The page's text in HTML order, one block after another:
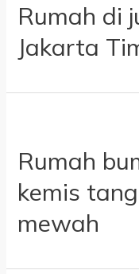
Rumah di
Jakarta
Rumah
kemis
mewah